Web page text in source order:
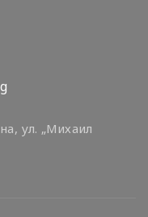
ул. „Михаил